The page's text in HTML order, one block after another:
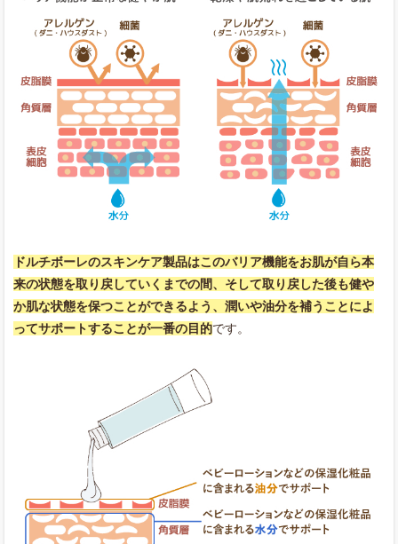
ドルチボーレのスキンケア製品はこのバリア機能をお肌が自ら本
来の状態を取り戻していくまでの間、そして取り戻した後も健や
か肌な状態を保つことができるよう、潤いや油分を補うことによ
ってサポートすることが一番の目的です。